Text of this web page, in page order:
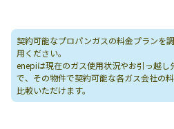
契約可能なプロパンガスの料金プランを
用ください。
enepiは現在のガス使用状況やお引っ越し
で、その物件で契約可能な各ガス会社の
比較いただけます。